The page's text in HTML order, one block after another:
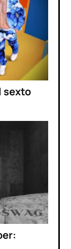
sexto